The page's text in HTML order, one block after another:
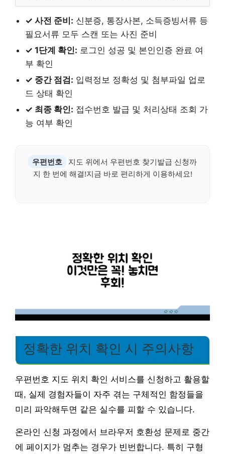
✓ 사전 준비: 신분증, 통장사본, 소득증빙서류 등
필요서류 모두 스캔 또는 사진 준비
✓ 1단계 확인: 로그인 성공 및 본인인증 완료 여
부 확인
✓ 중간 점검: 입력정보 정확성 및 첨부파일 업로
드 상태 확인
✓ 최종 확인: 접수번호 발급 및 처리상태 조회 가
능 여부 확인
우편번호
지도 위에서 우편번호 찾기발급 신청까
지 한 번에 해결!지금 바로 편리하게 이용하세요!
정확한 위치 확인 시 주의사항
우편번호 지도 위치 확인 서비스를 신청하고 활용할
때, 실제 경험자들이 자주 겪는 구체적인 함정들을
미리 파악해두면 같은 실수를 피할 수 있습니다.
온라인 신청 과정에서 브라우저 호환성 문제로 중간
에 페이지가 멈추는 경우가 빈번합니다. 특히 구형